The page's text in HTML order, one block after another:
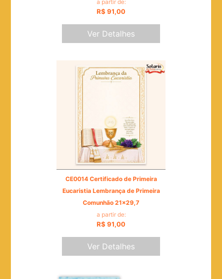
a partir de:
R$ 91,00
Ver Detalhes
CE0014 Certificado de Primeira
Eucaristia Lembrança de Primeira
Comunhão 21x29,7
a partir de:
R$ 91,00
Ver Detalhes